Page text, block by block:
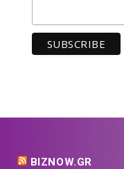
BIZNOW.GR